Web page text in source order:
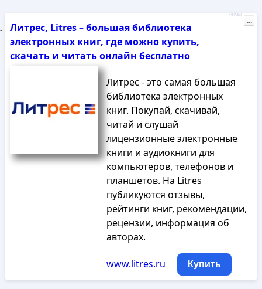
Литрес, Litres – большая библиотека
электронных книг, где можно купить,
скачать и читать онлайн бесплатно
Литрес - это самая большая
библиотека электронных
книг. Покупай, скачивай,
читай и слушай
лицензионные электронные
книги и аудиокниги для
компьютеров, телефонов и
планшетов. На Litres
публикуются отзывы,
рейтинги книг, рекомендации,
рецензии, информация об
авторах.
www.litres.ru Купить
Реклама
...